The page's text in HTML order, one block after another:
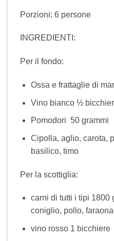
Porzioni: 6 persone
INGREDIENTI:
Per il fondo:
Ossa e frattaglie di
Vino bianco ½
Pomodori 50 grammi
Cipolla, aglio, carota,
basilico, timo
Per la scottiglia:
carni di tutti i tipi 1800
coniglio, pollo,
vino rosso 1 bicchiere